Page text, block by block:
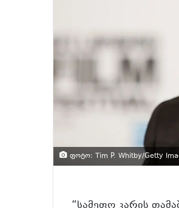
ფოტო: Tim P. Whitby/Getty